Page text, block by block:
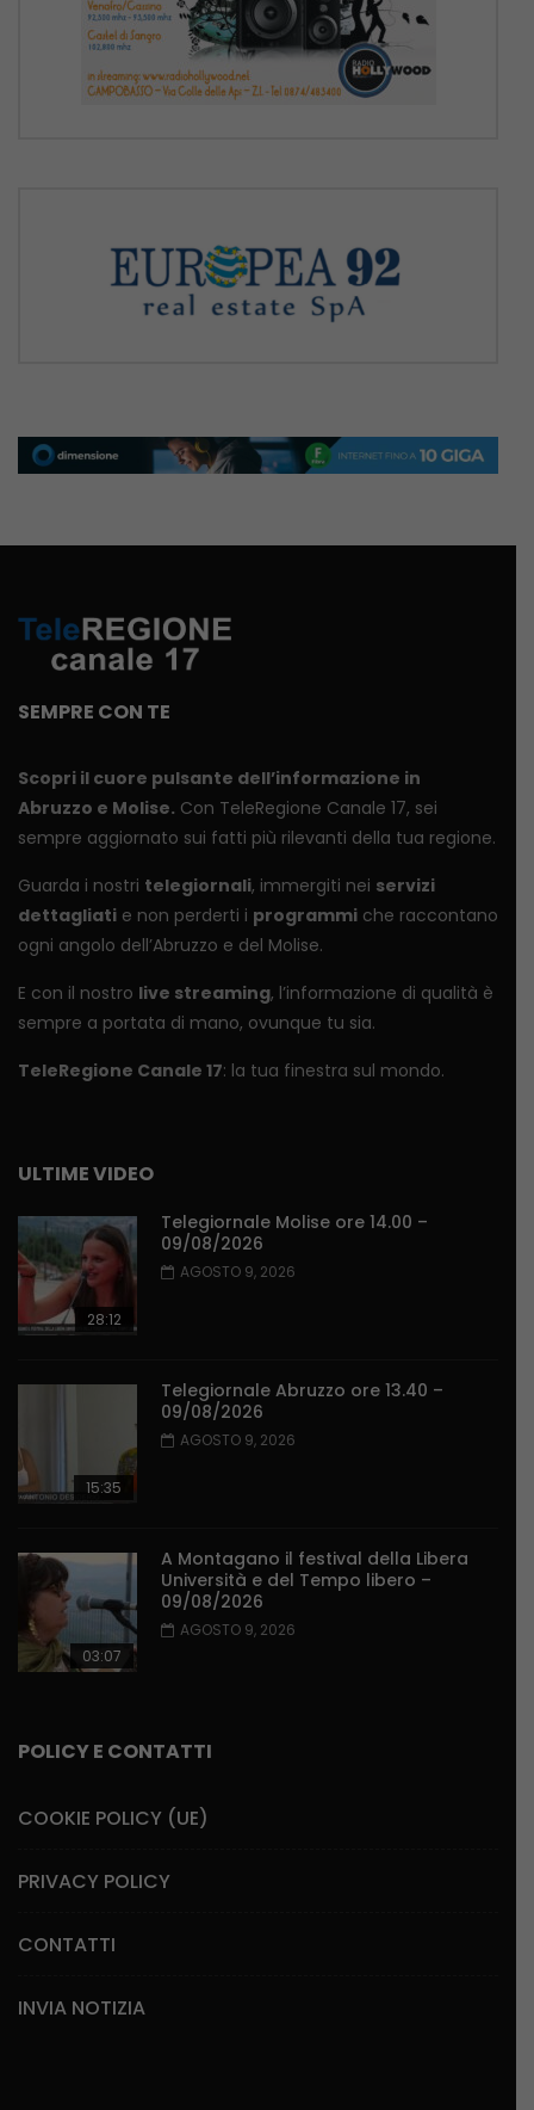
SEMPRE CON TE
Scopri il cuore pulsante dell’informazione in
Abruzzo e Molise. Con TeleRegione Canale 17, sei
sempre aggiornato sui fatti più rilevanti della tua regione.
Guarda i nostri telegiornali, immergiti nei servizi
dettagliati e non perderti i programmi che raccontano
ogni angolo dell’Abruzzo e del Molise.
E con il nostro live streaming, l’informazione di qualità è
sempre a portata di mano, ovunque tu sia.
TeleRegione Canale 17: la tua finestra sul mondo.
ULTIME VIDEO
28:12
Telegiornale Molise ore 14.00 –
09/08/2026
AGOSTO 9, 2026
15:35
Telegiornale Abruzzo ore 13.40 –
09/08/2026
AGOSTO 9, 2026
03:07
A Montagano il festival della Libera
Università e del Tempo libero –
09/08/2026
AGOSTO 9, 2026
POLICY E CONTATTI
COOKIE POLICY (UE)
PRIVACY POLICY
CONTATTI
INVIA NOTIZIA